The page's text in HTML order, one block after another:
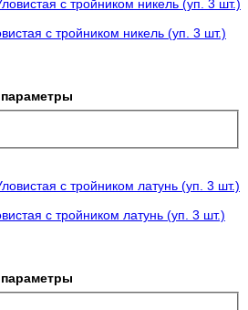
с тройником никель (уп. 3 шт.)
с тройником латунь (уп. 3 шт.)